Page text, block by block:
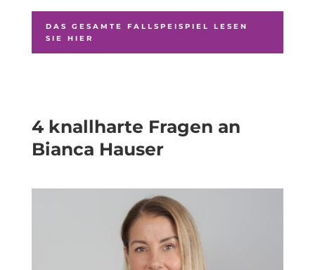
DAS GESAMTE FALLSPEISPIEL LESEN
SIE HIER
4 knallharte Fragen an
Bianca Hauser